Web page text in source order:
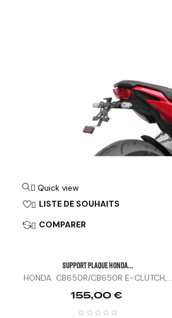
 Quick view
 LISTE DE SOUHAITS
 COMPARER
SUPPORT PLAQUE HONDA...
HONDA CB650R/CB650R E-CLUTCH,...
Prix
155,00 €